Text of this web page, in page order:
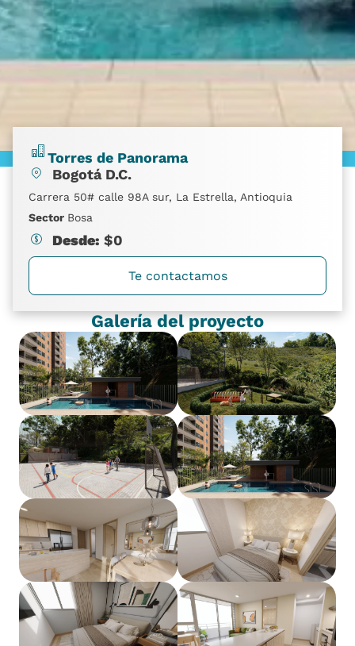
Torres de Panorama
Bogotá D.C.
Carrera 50# calle 98A sur, La Estrella, Antioquia
Sector Bosa
Desde: $0
Te contactamos
Galería del proyecto